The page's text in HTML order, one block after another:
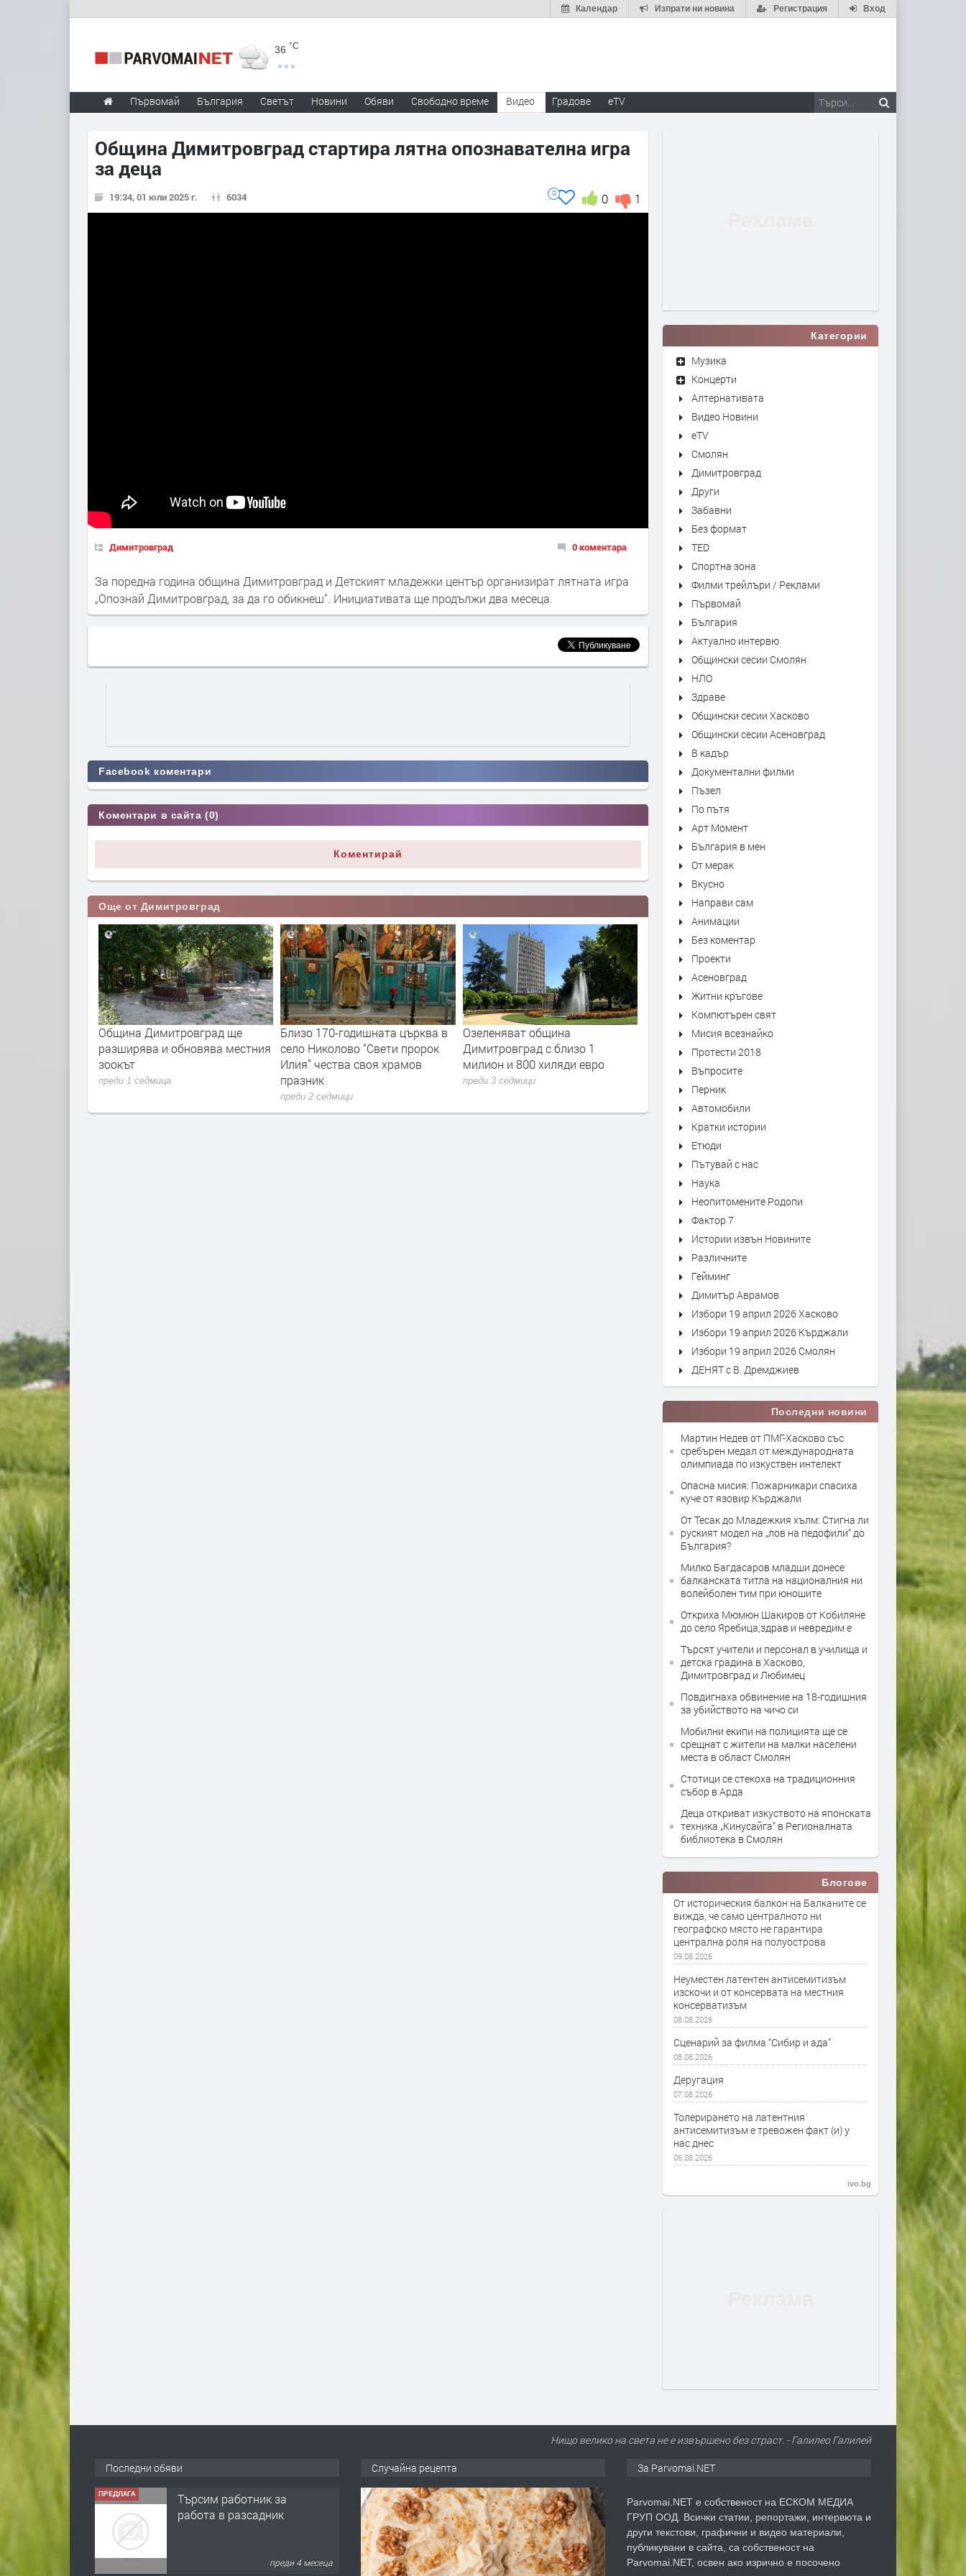
Вход
Регистрация
Изпрати ни новина
Календар
36 °C
Първомай България Светът Новини Обяви Свободно време Видео Градове eTV
Община Димитровград стартира лятна опознавателна игра
за деца
19:34, 01 юли 2025 г. 6034 1
0
0
Димитровград 0 коментара
За поредна година община Димитровград и Детският младежки център организират лятната игра
„Опознай Димитровград, за да го обикнеш“. Инициативата ще продължи два месеца.
Facebook коментари
Коментари в сайта (0)
Коментирай
Още от Димитровград
Община Димитровград ще
разширява и обновява местния
зоокът
преди 1 седмица
Близо 170-годишната църква в
село Николово “Свети пророк
Илия” чества своя храмов
празник
преди 2 седмици
Озеленяват община
Димитровград с близо 1
милион и 800 хиляди евро
преди 3 седмици
С официална церемония
откриха още един саниран блок
в Димитровград
Категории
Музика
Концерти
Алтернативата
Видео Новини
eTV
Смолян
Димитровград
Други
Забавни
Без формат
TED
Спортна зона
Филми трейлъри / Реклами
Първомай
България
Актуално интервю
Общински сесии Смолян
НЛО
Здраве
Общински сесии Хасково
Общински сесии Асеновград
В кадър
Документални филми
Пъзел
По пътя
Арт Момент
България в мен
От мерак
Вкусно
Направи сам
Анимации
Без коментар
Проекти
Асеновград
Житни кръгове
Компютърен свят
Мисия всезнайко
Протести 2018
Въпросите
Перник
Автомобили
Кратки истории
Етюди
Пътувай с нас
Наука
Неопитомените Родопи
Фактор 7
Истории извън Новините
Различните
Гейминг
Димитър Аврамов
Избори 19 април 2026 Хасково
Избори 19 април 2026 Кърджали
Избори 19 април 2026 Смолян
ДЕНЯТ с В. Дремджиев
Последни новини
Мартин Недев от ПМГ-Хасково със
сребърен медал от международната
олимпиада по изкуствен интелект
Опасна мисия: Пожарникари спасиха
куче от язовир Кърджали
От Тесак до Младежкия хълм: Стигна ли
руският модел на „лов на педофили“ до
България?
Милко Багдасаров младши донесе
балканската титла на националния ни
волейболен тим при юношите
Откриха Мюмюн Шакиров от Кобиляне
до село Яребица,здрав и невредим е
Търсят учители и персонал в училища и
детска градина в Хасково,
Димитровград и Любимец
Повдигнаха обвинение на 18-годишния
за убийството на чичо си
Мобилни екипи на полицията ще се
срещнат с жители на малки населени
места в област Смолян
Стотици се стекоха на традиционния
събор в Арда
Деца откриват изкуството на японската
техника „Кинусайга“ в Регионалната
библиотека в Смолян
Блогове
От историческия балкон на Балканите се
вижда, че само централното ни
географско място не гарантира
централна роля на полуострова
09.08.2026
Неуместен латентен антисемитизъм
изскочи и от консервата на местния
консерватизъм
08.08.2026
Сценарий за филма “Сибир и ада”
08.08.2026
Деругация
07.08.2026
Толерирането на латентния
антисемитизъм е тревожен факт (и) у
нас днес
06.08.2026
ivo.bg
Нищо велико на света не е извършено без страст. - Галилео Галилей
Последни обяви
ПРЕДЛАГА
Търсим работник за
работа в разсадник
преди 4 месеца
Случайна рецепта За Parvomai.NET
Parvomai.NET е собственост на ЕСКОМ МЕДИА
ГРУП ООД. Всички статии, репортажи, интервюта и
други текстови, графични и видео материали,
публикувани в сайта, са собственост на
Parvomai.NET, освен ако изрично е посочено